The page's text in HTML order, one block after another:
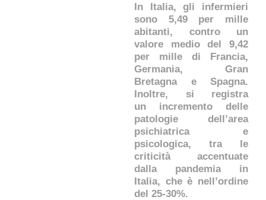
In Italia, gli infermieri
sono 5,49 per mille
abitanti, contro un
valore medio del 9,42
per mille di Francia,
Germania, Gran
Bretagna e Spagna.
Inoltre, si registra
un incremento delle
patologie dell’area
psichiatrica e
psicologica, tra le
criticità accentuate
dalla pandemia in
Italia, che è nell’ordine
del 25-30%.